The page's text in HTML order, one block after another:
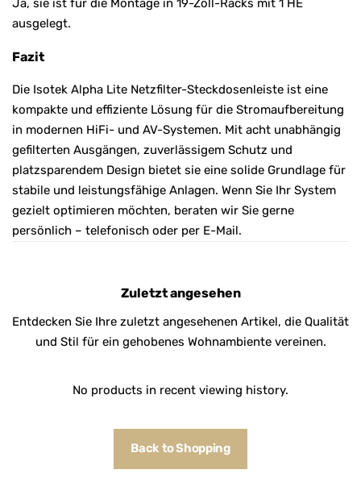
ausgelegt.
Fazit
Die Isotek Alpha Lite Netzfilter-Steckdosenleiste ist eine
kompakte und effiziente Lösung für die Stromaufbereitung
in modernen HiFi- und AV-Systemen. Mit acht unabhängig
gefilterten Ausgängen, zuverlässigem Schutz und
platzsparendem Design bietet sie eine solide Grundlage für
stabile und leistungsfähige Anlagen. Wenn Sie Ihr System
gezielt optimieren möchten, beraten wir Sie gerne
persönlich – telefonisch oder per E-Mail.
Zuletzt angesehen
Entdecken Sie Ihre zuletzt angesehenen Artikel, die Qualität
und Stil für ein gehobenes Wohnambiente vereinen.
No products in recent viewing history.
Back to Shopping